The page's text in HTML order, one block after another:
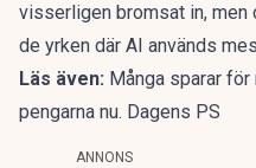
visserligen bromsat in,
de yrken där AI används
Läs även: Många sparar
pengarna nu. Dagens PS
ANNONS